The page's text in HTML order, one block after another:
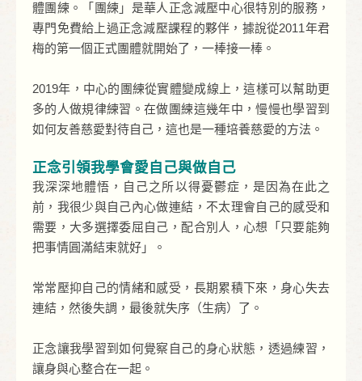
體團練。「團練」是華人正念減壓中心很特別的服務，
專門免費給上過正念減壓課程的夥伴，據說從2011年君
梅的第一個正式團體就開始了，一棒接一棒。
2019年，中心的團練從實體變成線上，這樣可以幫助更
多的人做規律練習。在做團練這幾年中，慢慢也學習到
如何友善慈愛對待自己，這也是一種培養慈愛的方法。
正念引領我學會愛自己與做自己
我深深地體悟，自己之所以得憂鬱症，是因為在此之
前，我很少與自己內心做連結，不太理會自己的感受和
需要，大多選擇委屈自己，配合別人，心想「只要能夠
把事情圓滿結束就好」。
常常壓抑自己的情緒和感受，長期累積下來，身心失去
連結，然後失調，最後就失序（生病）了。
正念讓我學習到如何覺察自己的身心狀態，透過練習，
讓身與心整合在一起。